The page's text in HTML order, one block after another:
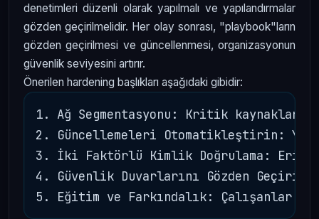
denetimleri düzenli olarak yapılmalı ve yapılandırmalar
gözden geçirilmelidir. Her olay sonrası, "playbook"ların
gözden geçirilmesi ve güncellenmesi, organizasyonun
güvenlik seviyesini artırır.
Önerilen hardening başlıkları aşağıdaki gibidir:
1. Ağ Segmentasyonu: Kritik
2. Güncellemeleri Otomatikleştirin:
3. İki Faktörlü Kimlik Doğrulama:
4. Güvenlik Duvarlarını Gözden